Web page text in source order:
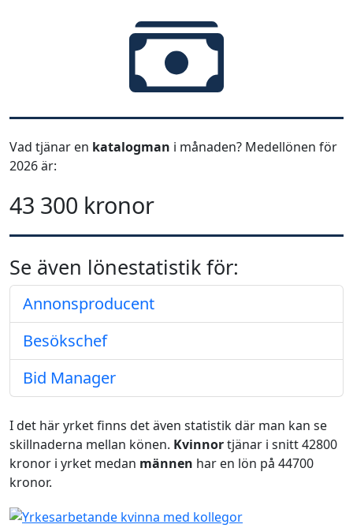
Vad tjänar en katalogman i månaden? Medellönen för
2026 är:
43 300 kronor
Se även lönestatistik för:
Annonsproducent
Besökschef
Bid Manager
I det här yrket finns det även statistik där man kan se
skillnaderna mellan könen. Kvinnortjänar i snitt 42800
kronor i yrket medan männen har en lön på 44700
kronor.